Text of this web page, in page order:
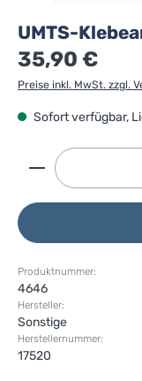
UMTS-
35,90 €
Preise inkl. MwSt. zzgl.
Sofort verfügbar,
Produkt
Produktnummer:
4646
Hersteller:
Sonstige
Herstellernummer:
17520